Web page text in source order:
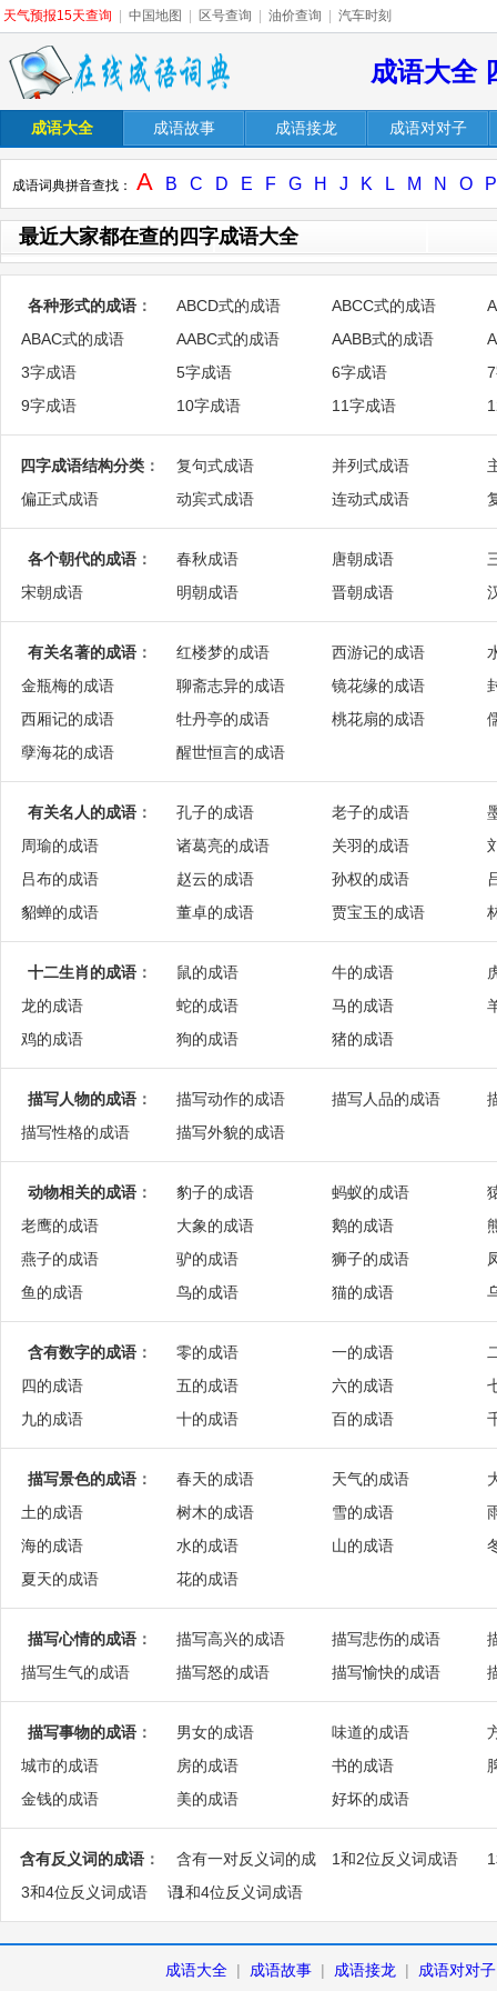
天气预报15天查询 中国地图 区号查询 油价查询 汽车时刻
成语大全
成语大全 成语故事 成语接龙 成语对对子
成语词典拼音查找： A B C D E F G H J K L M N O P
最近大家都在查的四字成语大全
各种形式的成语 ： ABCD式的成语 ABCC式的成语
ABAC式的成语
AABC式的成语 AABB式的成语
3字成语
5字成语 6字成语
9字成语
10字成语 11字成语
四字成语结构分类 ： 复句式成语 并列式成语
偏正式成语
动宾式成语 连动式成语
各个朝代的成语 ： 春秋成语 唐朝成语
宋朝成语
明朝成语 晋朝成语
有关名著的成语 ： 红楼梦的成语 西游记的成语
金瓶梅的成语
聊斋志异的成语 镜花缘的成语
西厢记的成语
牡丹亭的成语 桃花扇的成语
孽海花的成语
醒世恒言的成语
有关名人的成语 ： 孔子的成语 老子的成语
周瑜的成语
诸葛亮的成语 关羽的成语
吕布的成语
赵云的成语 孙权的成语
貂蝉的成语
董卓的成语 贾宝玉的成语
十二生肖的成语 ： 鼠的成语 牛的成语
龙的成语
蛇的成语 马的成语
鸡的成语
狗的成语 猪的成语
描写人物的成语 ： 描写动作的成语 描写人品的成语
描写性格的成语
描写外貌的成语
动物相关的成语 ： 豹子的成语 蚂蚁的成语
老鹰的成语
大象的成语 鹅的成语
燕子的成语
驴的成语 狮子的成语
鱼的成语
鸟的成语 猫的成语
含有数字的成语 ： 零的成语 一的成语
四的成语
五的成语 六的成语
九的成语
十的成语 百的成语
描写景色的成语 ： 春天的成语 天气的成语
土的成语
树木的成语 雪的成语
海的成语
水的成语 山的成语
夏天的成语
花的成语
描写心情的成语 ： 描写高兴的成语 描写悲伤的成语
描写生气的成语
描写怒的成语 描写愉快的成语
描写事物的成语 ： 男女的成语 味道的成语
城市的成语
房的成语 书的成语
金钱的成语
美的成语 好坏的成语
含有反义词的成语 ：
含有一对反义词的成
语
1和2位反义词成语
3和4位反义词成语
1和4位反义词成语
成语大全 | 成语故事 | 成语接龙 |
成语对对子